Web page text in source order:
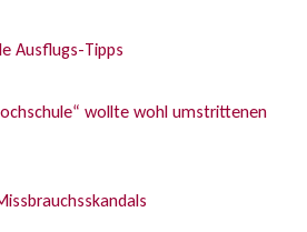
Ausflugs-Tipps
wollte wohl umstrittenen